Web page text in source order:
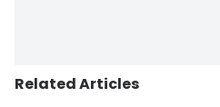
Related Articles